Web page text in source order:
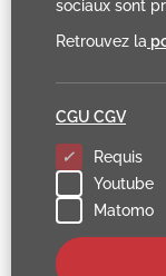
sociaux sont
Retrouvez la
Requis
Youtube
Matomo
CGU CGV